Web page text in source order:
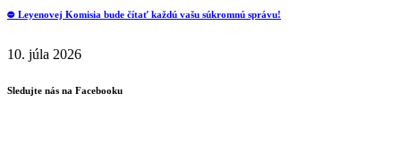
⛔️ Leyenovej Komisia bude čítať každú vašu súkromnú správu!
10. júla 2026
Sledujte nás na Facebooku